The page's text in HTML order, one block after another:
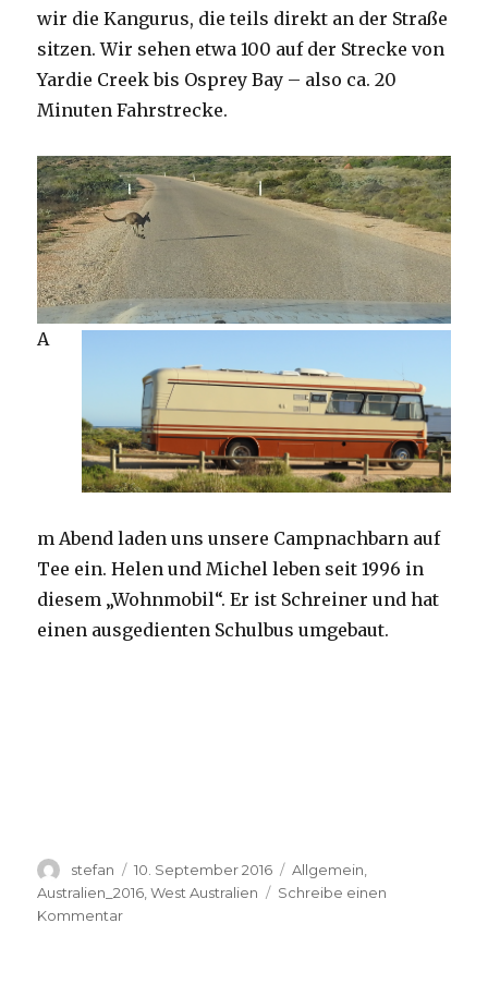
wir die Kangurus, die teils direkt an der Straße
sitzen. Wir sehen etwa 100 auf der Strecke von
Yardie Creek bis Osprey Bay – also ca. 20
Minuten Fahrstrecke.
A
m Abend laden uns unsere Campnachbarn auf
Tee ein. Helen und Michel leben seit 1996 in
diesem „Wohnmobil“. Er ist Schreiner und hat
einen ausgedienten Schulbus umgebaut.
Autor
stefan
Veröffentlicht
am
10. September 2016 Kategorien
Allgemein
Australien_2016 ,West Australien
Schreibe einen
Kommentarzu